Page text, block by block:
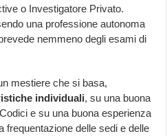
o Investigatore Privato.
una professione autonoma
nemmeno degli esami di
mestiere che si basa,
individuali, su una buona
e su una buona esperienza
frequentazione delle sedi e delle